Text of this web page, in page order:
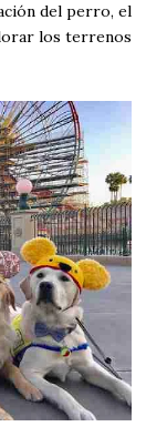
del perro, el
los terrenos